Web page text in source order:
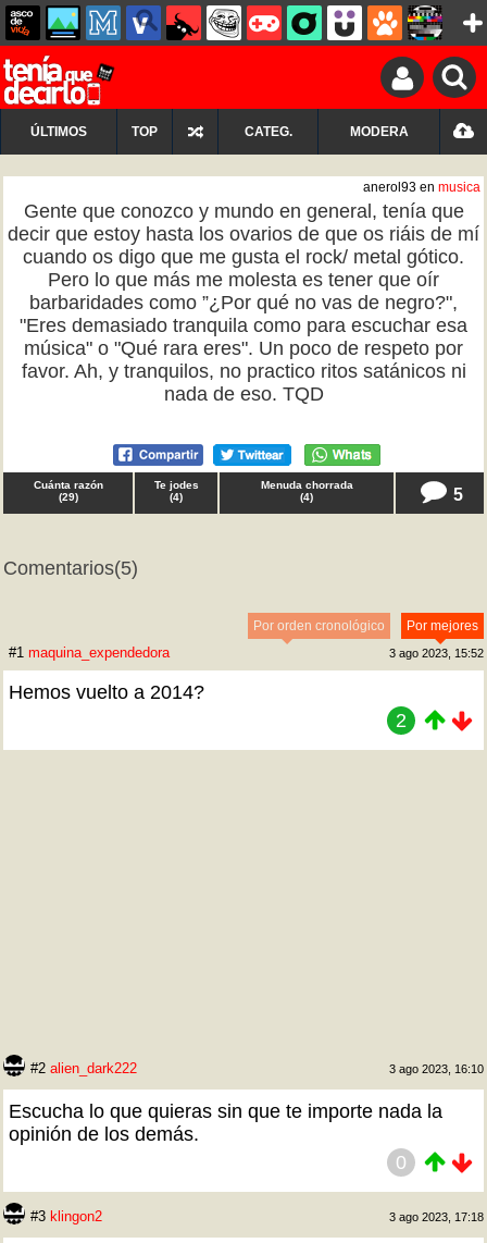
ÚLTIMOS TOP CATEG. MODERA
anerol93 en musica
Gente que conozco y mundo en general, tenía que
decir que estoy hasta los ovarios de que os riáis de mí
cuando os digo que me gusta el rock/ metal gótico.
Pero lo que más me molesta es tener que oír
barbaridades como ”¿Por qué no vas de negro?",
"Eres demasiado tranquila como para escuchar esa
música" o "Qué rara eres". Un poco de respeto por
favor. Ah, y tranquilos, no practico ritos satánicos ni
nada de eso. TQD
Cuánta razón
(29)
Te jodes
(4)
Menuda chorrada
(4) 5
Comentarios(5)
Por mejores
Por orden cronológico
#1 maquina_expendedora 3 ago 2023, 15:52
Hemos vuelto a 2014?
2
#2 alien_dark222 3 ago 2023, 16:10
Escucha lo que quieras sin que te importe nada la
opinión de los demás.
0
#3 klingon2 3 ago 2023, 17:18